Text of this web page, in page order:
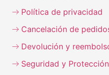
Política de privacidad
Cancelación de
Devolución y
Seguridad y